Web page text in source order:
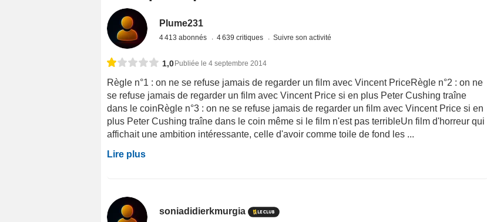
Plume231
4 413 abonnés 4 639 critiques Suivre son activité
1,0 Publiée le 4 septembre 2014
Règle n°1 : on ne se refuse jamais de regarder un film avec Vincent PriceRègle n°2 : on ne
se refuse jamais de regarder un film avec Vincent Price si en plus Peter Cushing traîne
dans le coinRègle n°3 : on ne se refuse jamais de regarder un film avec Vincent Price si en
plus Peter Cushing traîne dans le coin même si le film n'est pas terribleUn film d'horreur qui
affichait une ambition intéressante, celle d'avoir comme toile de fond les ...
Lire plus
soniadidierkmurgia